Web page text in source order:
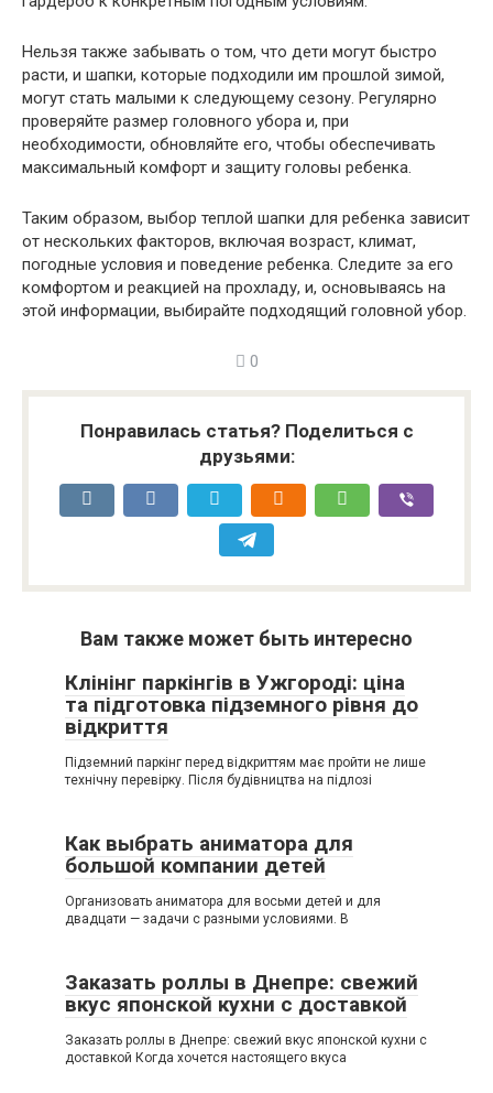
Нельзя также забывать о том, что дети могут быстро
расти, и шапки, которые подходили им прошлой зимой,
могут стать малыми к следующему сезону. Регулярно
проверяйте размер головного убора и, при
необходимости, обновляйте его, чтобы обеспечивать
максимальный комфорт и защиту головы ребенка.
Таким образом, выбор теплой шапки для ребенка зависит
от нескольких факторов, включая возраст, климат,
погодные условия и поведение ребенка. Следите за его
комфортом и реакцией на прохладу, и, основываясь на
этой информации, выбирайте подходящий головной убор.
0
Понравилась статья? Поделиться с
друзьями:
Вам также может быть интересно
Клінінг паркінгів в Ужгороді: ціна
та підготовка підземного рівня до
відкриття
Підземний паркінг перед відкриттям має пройти не лише
технічну перевірку. Після будівництва на підлозі
Как выбрать аниматора для
большой компании детей
Организовать аниматора для восьми детей и для
двадцати — задачи с разными условиями. В
Заказать роллы в Днепре: свежий
вкус японской кухни с доставкой
Заказать роллы в Днепре: свежий вкус японской кухни с
доставкой Когда хочется настоящего вкуса